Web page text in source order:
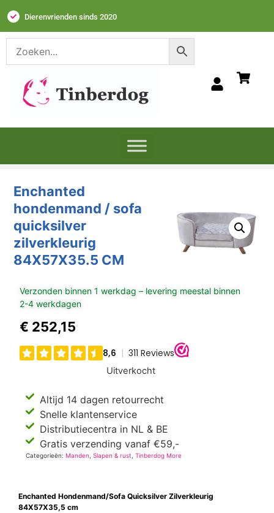
Dierenvrienden sinds 2020
Enchanted
hondenmand / sofa
quicksilver
zilverkleurig
84X57X35.5 CM
Verzonden binnen 1 werkdag – levering meestal binnen
2-4 werkdagen
€ 252,15
Uitverkocht
Altijd 14 dagen retourrecht
Snelle klantenservice
Distributiecentra in NL & BE
Gratis verzending vanaf €59,-
Categorieën: Manden ,Slapen & rust ,Tinberdog More
Enchanted Hondenmand/Sofa Quicksilver Zilverkleurig
84X57X35,5 cm